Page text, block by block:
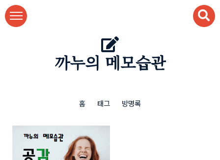
본문 바로가기
까누의 메모습관
홈 태그 방명록